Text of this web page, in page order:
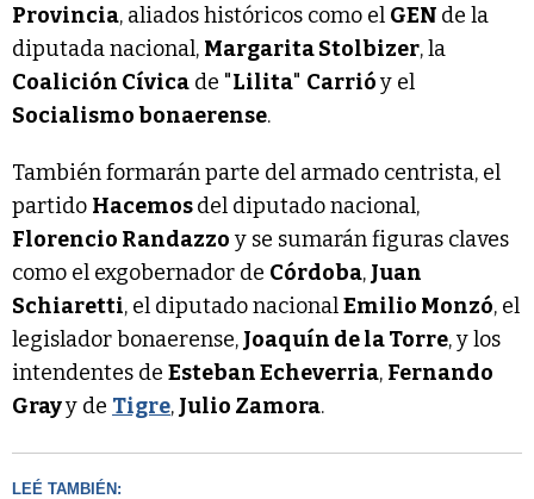
Provincia, aliados históricos como el GEN de la
diputada nacional, Margarita Stolbizer, la
Coalición Cívica de "Lilita" Carrióy el
Socialismo bonaerense.
También formarán parte del armado centrista, el
partido Hacemosdel diputado nacional,
Florencio Randazzo y se sumarán figuras claves
como el exgobernador de Córdoba, Juan
Schiaretti, el diputado nacionalEmilio Monzó, el
legislador bonaerense, Joaquín de la Torre, y los
intendentes de Esteban Echeverria, Fernando
Grayy de Tigre, Julio Zamora.
LEÉ TAMBIÉN: